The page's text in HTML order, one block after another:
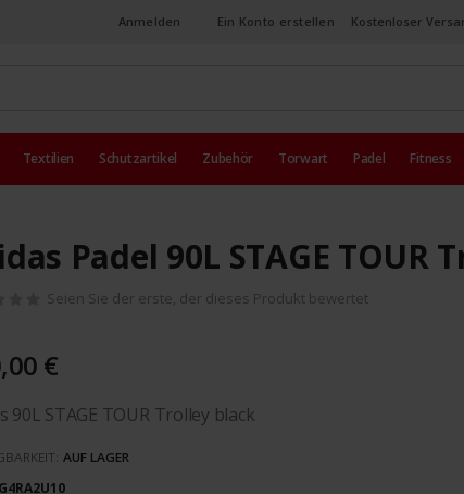
Anmelden Ein Konto erstellen Kostenloser
Textilien Schutzartikel Zubehör Torwart Padel Fitness
Padel 90L STAGE TOUR
Seien Sie der erste, der dieses Produkt bewertet
€
90L STAGE TOUR Trolley black
AUF LAGER